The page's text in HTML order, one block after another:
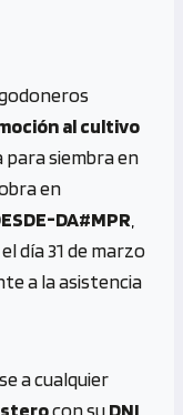
al cultivo
para siembra en
en
DA#MPR
día 31 de marzo
a la asistencia
a cualquier
con suDNI